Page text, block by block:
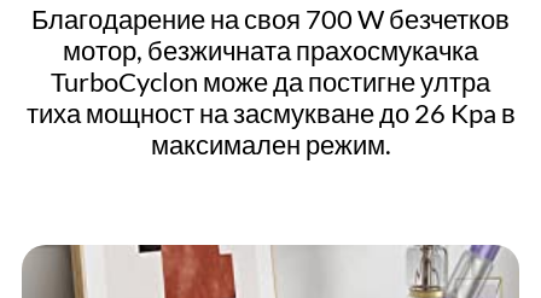
Благодарение на своя 700 W безчетков
мотор, безжичната прахосмукачка
TurboCyclon може да постигне ултра
тиха мощност на засмукване до 26 Kpa в
максимален режим.